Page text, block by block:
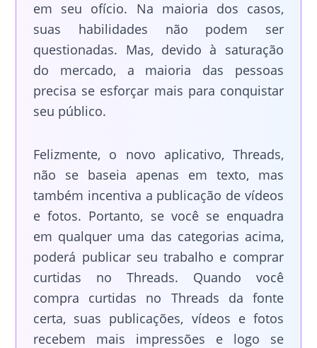
em seu ofício. Na maioria dos casos,
suas habilidades não podem ser
questionadas. Mas, devido à saturação
do mercado, a maioria das pessoas
precisa se esforçar mais para conquistar
seu público.
Felizmente, o novo aplicativo, Threads,
não se baseia apenas em texto, mas
também incentiva a publicação de vídeos
e fotos. Portanto, se você se enquadra
em qualquer uma das categorias acima,
poderá publicar seu trabalho e comprar
curtidas no Threads. Quando você
compra curtidas no Threads da fonte
certa, suas publicações, vídeos e fotos
recebem mais impressões e logo se